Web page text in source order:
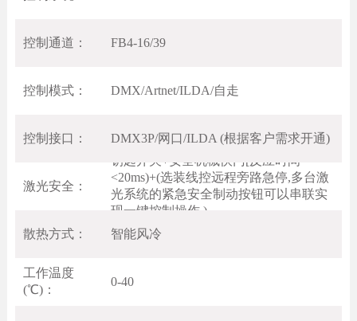
控制通道： FB4-16/39
控制模式： DMX/Artnet/ILDA/自走
控制接口： DMX3P/网口/ILDA (根据客户需求开通)
激光安全：
钥匙开关+安全机械快门[反应时间
<20ms)+(选装线控远程旁路急停,多台激
光系统的紧急安全制动按钮可以串联实
现一键控制操作 )
散热方式：
智能风冷
工作温度
(℃)：
0-40